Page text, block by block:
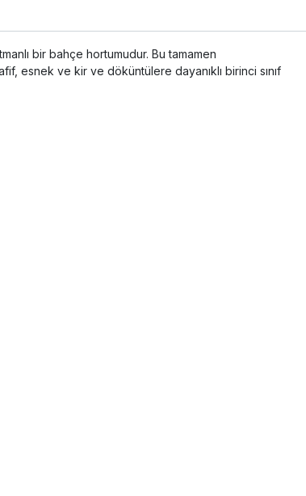
bir bahçe hortumudur. Bu tamamen
esnek ve kir ve döküntülere dayanıklı birinci sınıf